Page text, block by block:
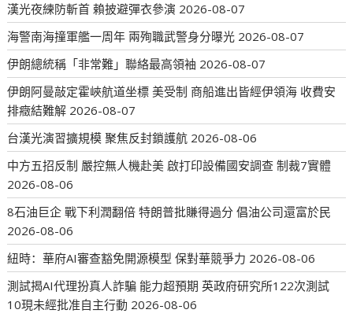
漢光夜練防斬首 賴披避彈衣參演 2026-08-07
海警南海撞軍艦一周年 兩殉職武警身分曝光 2026-08-07
伊朗總統稱「非常難」聯絡最高領袖 2026-08-07
伊朗阿曼敲定霍峽航道坐標 美受制 商船進出皆經伊領海 收費安
排癥結難解 2026-08-07
台漢光演習擴規模 聚焦反封鎖護航 2026-08-06
中方五招反制 嚴控無人機赴美 啟打印設備國安調查 制裁7實體
2026-08-06
8石油巨企 戰下利潤翻倍 特朗普批賺得過分 倡油公司還富於民
2026-08-06
紐時：華府AI審查豁免開源模型 保對華競爭力 2026-08-06
測試揭AI代理扮真人詐騙 能力超預期 英政府研究所122次測試
10現未經批准自主行動 2026-08-06